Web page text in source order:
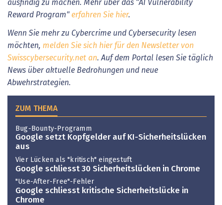
ausfindig zu machen. Mehr über das "AI Vulnerability
Reward Program"erfahren Sie hier.
Wenn Sie mehr zu Cybercrime und Cybersecurity lesen
möchten, melden Sie sich hier für den Newsletter von
Swisscybersecurity.net an. Auf dem Portal lesen Sie täglich
News über aktuelle Bedrohungen und neue
Abwehrstrategien.
ZUM THEMA
Bug-Bounty-Programm
Google setzt Kopfgelder auf KI-Sicherheitslücken
aus
Vier Lücken als "kritisch" eingestuft
Google schliesst 30 Sicherheitslücken in Chrome
"Use-After-Free"-Fehler
Google schliesst kritische Sicherheitslücke in
Chrome